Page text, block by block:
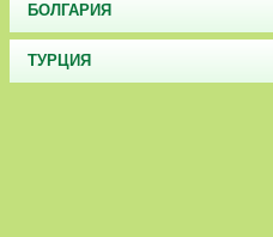
БОЛГАРИЯ
ТУРЦИЯ